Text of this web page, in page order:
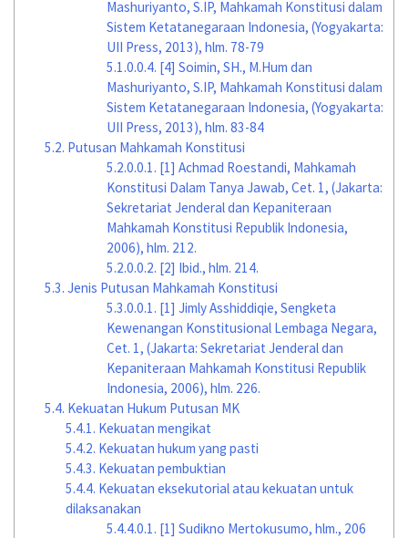
Mashuriyanto, S.IP, Mahkamah Konstitusi dalam
Sistem Ketatanegaraan Indonesia, (Yogyakarta:
UII Press, 2013), hlm. 78-79
5.1.0.0.4. [4] Soimin, SH., M.Hum dan
Mashuriyanto, S.IP, Mahkamah Konstitusi dalam
Sistem Ketatanegaraan Indonesia, (Yogyakarta:
UII Press, 2013), hlm. 83-84
5.2. Putusan Mahkamah Konstitusi
5.2.0.0.1. [1] Achmad Roestandi, Mahkamah
Konstitusi Dalam Tanya Jawab, Cet. 1, (Jakarta:
Sekretariat Jenderal dan Kepaniteraan
Mahkamah Konstitusi Republik Indonesia,
2006), hlm. 212.
5.2.0.0.2. [2] Ibid., hlm. 214.
5.3. Jenis Putusan Mahkamah Konstitusi
5.3.0.0.1. [1] Jimly Asshiddiqie, Sengketa
Kewenangan Konstitusional Lembaga Negara,
Cet. 1, (Jakarta: Sekretariat Jenderal dan
Kepaniteraan Mahkamah Konstitusi Republik
Indonesia, 2006), hlm. 226.
5.4. Kekuatan Hukum Putusan MK
5.4.1. Kekuatan mengikat
5.4.2. Kekuatan hukum yang pasti
5.4.3. Kekuatan pembuktian
5.4.4. Kekuatan eksekutorial atau kekuatan untuk
dilaksanakan
5.4.4.0.1. [1] Sudikno Mertokusumo, hlm., 206